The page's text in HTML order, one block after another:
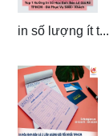
in số lượng ít t...